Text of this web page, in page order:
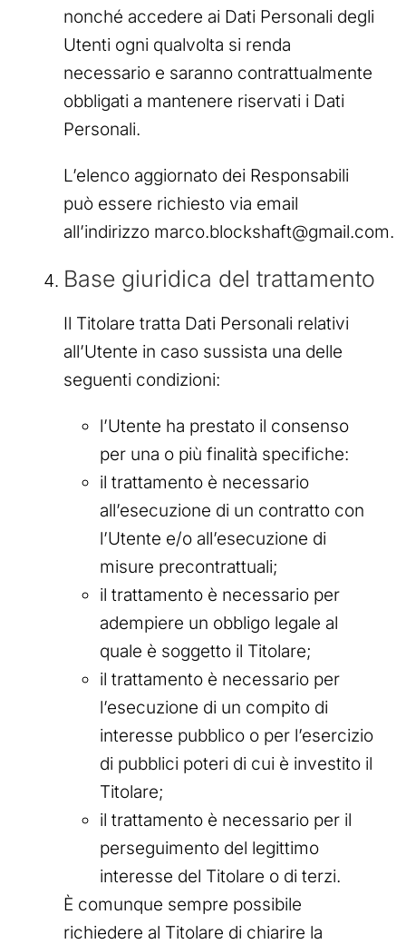
nonché accedere ai Dati Personali degli
Utenti ogni qualvolta si renda
necessario e saranno contrattualmente
obbligati a mantenere riservati i Dati
Personali.
L’elenco aggiornato dei Responsabili
può essere richiesto via email
all’indirizzo marco.blockshaft@gmail.com.
Base giuridica del trattamento
Il Titolare tratta Dati Personali relativi
all’Utente in caso sussista una delle
seguenti condizioni:
l’Utente ha prestato il consenso
per una o più finalità specifiche:
il trattamento è necessario
all’esecuzione di un contratto con
l’Utente e/o all’esecuzione di
misure precontrattuali;
il trattamento è necessario per
adempiere un obbligo legale al
quale è soggetto il Titolare;
il trattamento è necessario per
l’esecuzione di un compito di
interesse pubblico o per l’esercizio
di pubblici poteri di cui è investito il
Titolare;
il trattamento è necessario per il
perseguimento del legittimo
interesse del Titolare o di terzi.
È comunque sempre possibile
richiedere al Titolare di chiarire la